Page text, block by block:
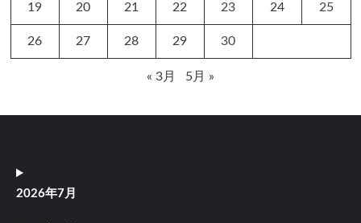
19 20 21 22 23 24 25
26 27 28 29 30
« 3月 5月 »
2026年7月